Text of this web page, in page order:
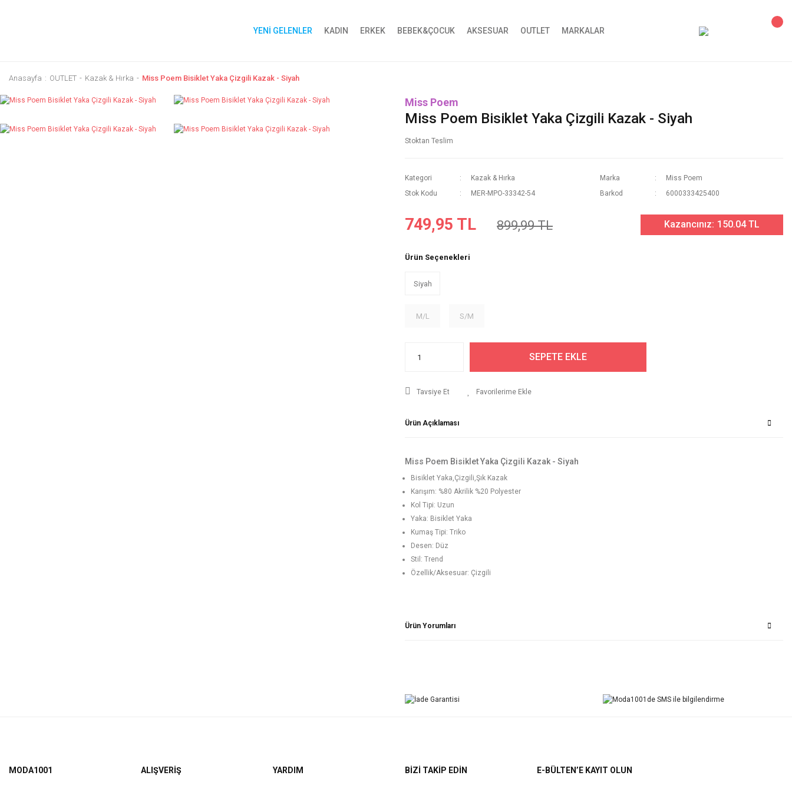
YENİ GELENLER KADIN ERKEK BEBEK&ÇOCUK AKSESUAR OUTLET MARKALAR
Anasayfa OUTLET Kazak & Hırka Miss Poem Bisiklet Yaka Çizgili Kazak - Siyah
Miss Poem
Miss Poem Bisiklet Yaka Çizgili Kazak - Siyah
Stoktan Teslim
Kategori Kazak & Hırka Marka
Miss Poem
Stok Kodu
MER-MPO-33342-54 Barkod 6000333425400
749,95 TL 899,99 TL Kazancınız: 150.04 TL
Ürün Seçenekleri
Siyah
M/L S/M
SEPETE EKLE
Tavsiye Et
Ürün Açıklaması
Miss Poem Bisiklet Yaka Çizgili Kazak - Siyah
Bisiklet Yaka,Çizgili,Şık Kazak
Karışım: %80 Akrilik %20 Polyester
Kol Tipi: Uzun
Yaka: Bisiklet Yaka
Kumaş Tipi: Triko
Desen: Düz
Stil: Trend
Özellik/Aksesuar: Çizgili
Ürün Yorumları
Yorum Yaz
MODA1001 ALIŞVERİŞ YARDIM BİZİ TAKİP EDİN E-BÜLTEN’E KAYIT OLUN